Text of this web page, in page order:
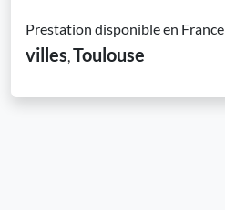
Prestation disponible en
villes,Toulouse